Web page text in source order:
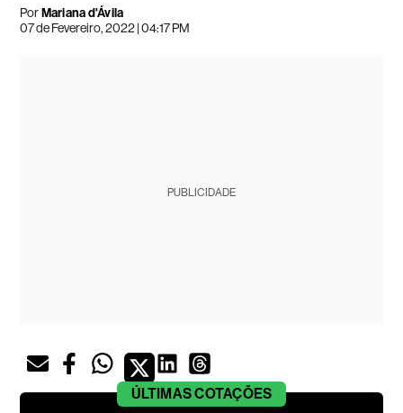
PorMariana d'Ávila
07 de Fevereiro, 2022 | 04:17 PM
PUBLICIDADE
ÚLTIMASCOTAÇÕES